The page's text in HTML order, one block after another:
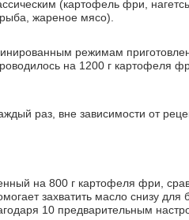
(картофель фри,
жареное мясо).
режимам
на 1200 г картофеля
раз, вне зависимости от
на 800 г картофеля фри,
захватить масло снизу для
10 предварительным